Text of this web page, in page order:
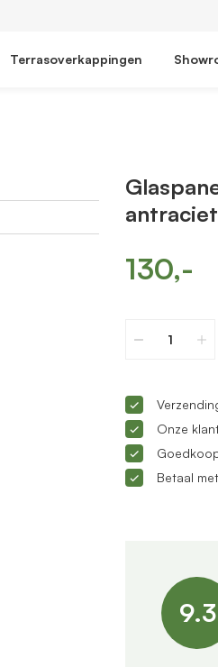
Terrasoverkappingen
antraciet
130,-
Onze
Betaal met
9.3